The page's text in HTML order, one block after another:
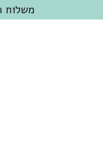
משלוח חינם ברכישה מעל 300